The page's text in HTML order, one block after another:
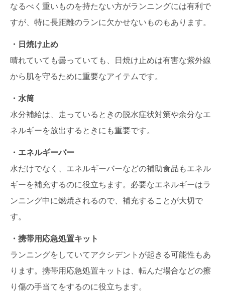
なるべく重いものを持たない方がランニングには有利で
すが、特に長距離のランに欠かせないものもあります。
・日焼け止め
晴れていても曇っていても、日焼け止めは有害な紫外線
から肌を守るために重要なアイテムです。
・水筒
水分補給は、走っているときの脱水症状対策や余分なエ
ネルギーを放出するときにも重要です。
・エネルギーバー
水だけでなく、エネルギーバーなどの補助食品もエネル
ギーを補充するのに役立ちます。必要なエネルギーはラ
ンニング中に燃焼されるので、補充することが大切で
す。
・携帯用応急処置キット
ランニングをしていてアクシデントが起きる可能性もあ
ります。携帯用応急処置キットは、転んだ場合などの擦
り傷の手当てをするのに役立ちます。